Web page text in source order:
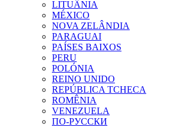
LITUÂNIA
MÉXICO
NOVA ZELÂNDIA
PARAGUAI
PAÍSES BAIXOS
PERU
POLÓNIA
REINO UNIDO
REPÚBLICA TCHECA
ROMÊNIA
VENEZUELA
ПО-РУССКИ